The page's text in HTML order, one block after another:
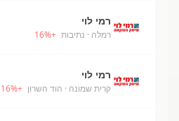
רמי לוי
רמלה · נתיבות +
16%
רמי לוי
קרית שמונה · הוד השרון +
16%